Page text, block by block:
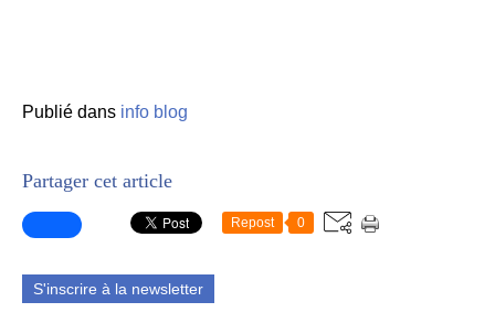
Publié dans info blog
Partager cet article
Repost 0
S'inscrire à la newsletter